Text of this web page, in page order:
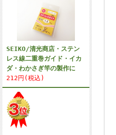
SEIKO/清光商店・ステン
レス線二重巻ガイド・イカ
ダ・わかさぎ竿の製作に
212円(税込)